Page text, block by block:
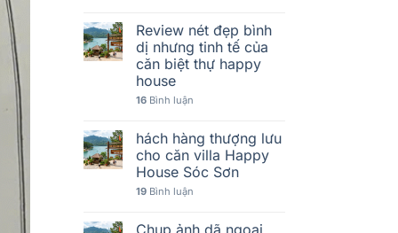
Review nét đẹp bình
dị nhưng tinh tế của
căn biệt thự happy
house
16Bình luận
hách hàng thượng lưu
cho căn villa Happy
House Sóc Sơn
19Bình luận
Chụp ảnh dã ngoại